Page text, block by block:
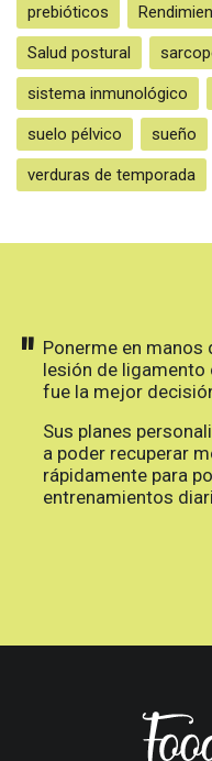
prebióticos
Salud postural
sistema inmunológico
suelo pélvico sueño
verduras de temporada
" Ponerme en manos
lesión de
fue la mejor
Sus planes
a poder recuperar
rápidamente para
entrenamientos